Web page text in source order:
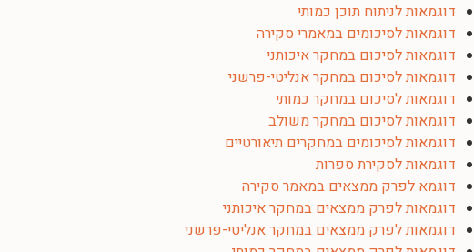
דוגמאות לניתוח תוכן כמותי
דוגמאות לסיכומים במאמרי סקירה
דוגמאות לסיכום במחקר איכותני
דוגמאות לסיכום במחקר אנליטי-פרשני
דוגמאות לסיכום במחקר כמותי
דוגמאות לסיכום במחקר משולב
דוגמאות לסיכומים במחקרים תיאורטיים
דוגמאות לסקירת ספרות
דוגמא לפרק ממצאים במאמר סקירה
דוגמאות לפרק ממצאים במחקר איכותני
דוגמאות לפרק ממצאים במחקר אנליטי-פרשני